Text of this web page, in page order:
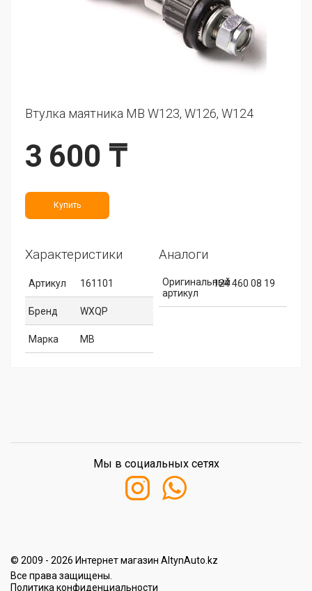
Втулка маятника MB W123, W126, W124
3 600 ₸
Купить
Характеристики
Артикул 161101
Бренд WXQP
Марка MB
Аналоги
Оригинальный
артикул
124 460 08 19
© 2009 - 2026 Интернет магазин AltynAuto.kz
Все права защищены.
Политика конфиденциальности
Мы в социальных сетях